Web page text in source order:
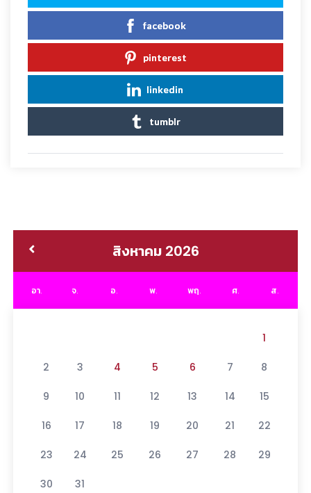
facebook
pinterest
linkedin
tumblr
สิงหาคม 2026
อา. จ. อ. พ. พฤ. ศ. ส.
1
2 3 4 5 6 7 8
9 10 11 12 13 14 15
16 17 18 19 20 21 22
23 24 25 26 27 28 29
30 31